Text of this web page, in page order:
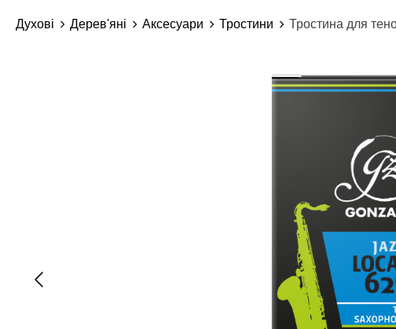
Духові Дерев'яні Аксесуари Тростини Тростина для